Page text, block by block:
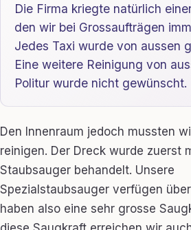
Die Firma kriegte natürlich
den wir bei Grossaufträgen
Jedes Taxi wurde von aussen
Eine weitere Reinigung von
Politur wurde nicht gewünscht.
Den Innenraum jedoch mussten
reinigen. Der Dreck wurde zuerst
Staubsauger behandelt. Unsere
Spezialstaubsauger verfügen
haben also eine sehr grosse